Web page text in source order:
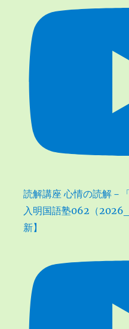
読解講座 心情の読解－
入明国語塾062（
新】